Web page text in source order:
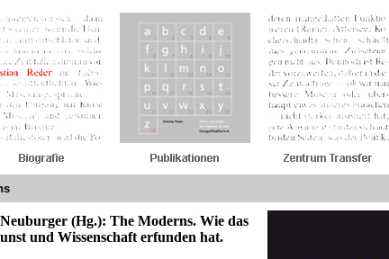
(Hg.): The Moderns. Wie das
und Wissenschaft erfunden hat.